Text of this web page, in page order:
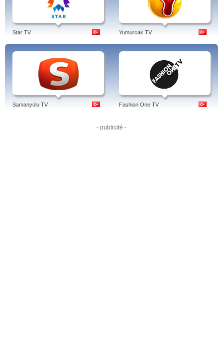
Star TV Yumurcak TV
Samanyolu TV Fashion One TV
- publicité -